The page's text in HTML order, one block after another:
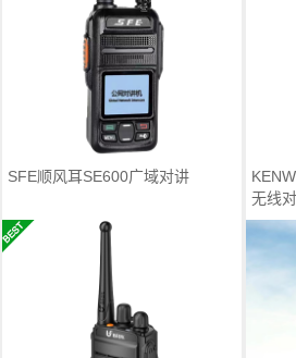
SFE顺风耳SE600广域对讲
无线